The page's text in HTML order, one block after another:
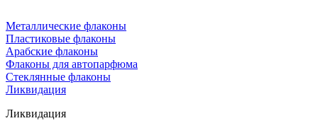
Металлические флаконы
Пластиковые флаконы
Арабские флаконы
Флаконы для автопарфюма
Стеклянные флаконы
Ликвидация
Ликвидация